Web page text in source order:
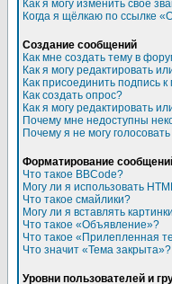
Как я могу изменить свое
Когда я щёлкаю по ссылке
Создание сообщений
Как мне создать тему в
Как я могу редактировать
Как присоединить подпись
Как создать опрос?
Как я могу редактировать
Почему мне недоступны
Почему я не могу
Форматирование
Что такое BBCode?
Могу ли я использовать
Что такое смайлики?
Могу ли я вставлять
Что такое «Объявление»?
Что такое «Прилепленная
Что значит «Тема закрыта»?
Уровни пользователей и